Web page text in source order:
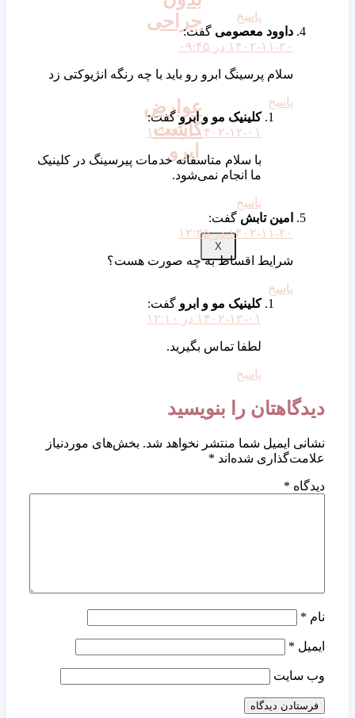
جراحی
عوارض
کاشت
ابرو
X
پاسخ
داوود معصومی گفت:
۱۴۰۲-۱۱-۲۰ در ۰۹:۴۵
سلام پرسینگ ابرو رو باید با چه رنگه انژیوکتی زد
پاسخ
کلینیک مو و ابرو گفت:
۱۴۰۲-۱۲-۰۱ در ۱۲:۱۴
با سلام متاسفانه خدمات پیرسینگ در کلینیک
ما انجام نمی‌شود.
پاسخ
امین تابش گفت:
۱۴۰۲-۱۱-۲۰ در ۱۲:۲۵
شرایط اقساط به چه صورت هست؟
پاسخ
کلینیک مو و ابرو گفت:
۱۴۰۲-۱۲-۰۱ در ۱۲:۱۰
لطفا تماس بگیرید.
پاسخ
دیدگاهتان را بنویسید
نشانی ایمیل شما منتشر نخواهد شد. بخش‌های موردنیاز
علامت‌گذاری شده‌اند *
دیدگاه *
نام *
ایمیل *
وب‌ سایت